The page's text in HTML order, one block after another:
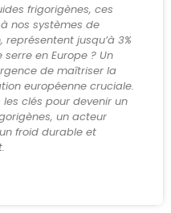
frigorigènes, ces
nos systèmes de
jusqu’à 3%
en Europe ? Un
de maîtriser la
européenne cruciale.
les clés pour devenir un
un acteur
froid durable et